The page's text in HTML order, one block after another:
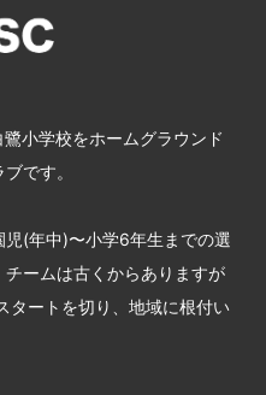
小学校をホームグラウンド
です。
(年中)〜小学6年生までの選
ームは古くからありますが
タートを切り、地域に根付い